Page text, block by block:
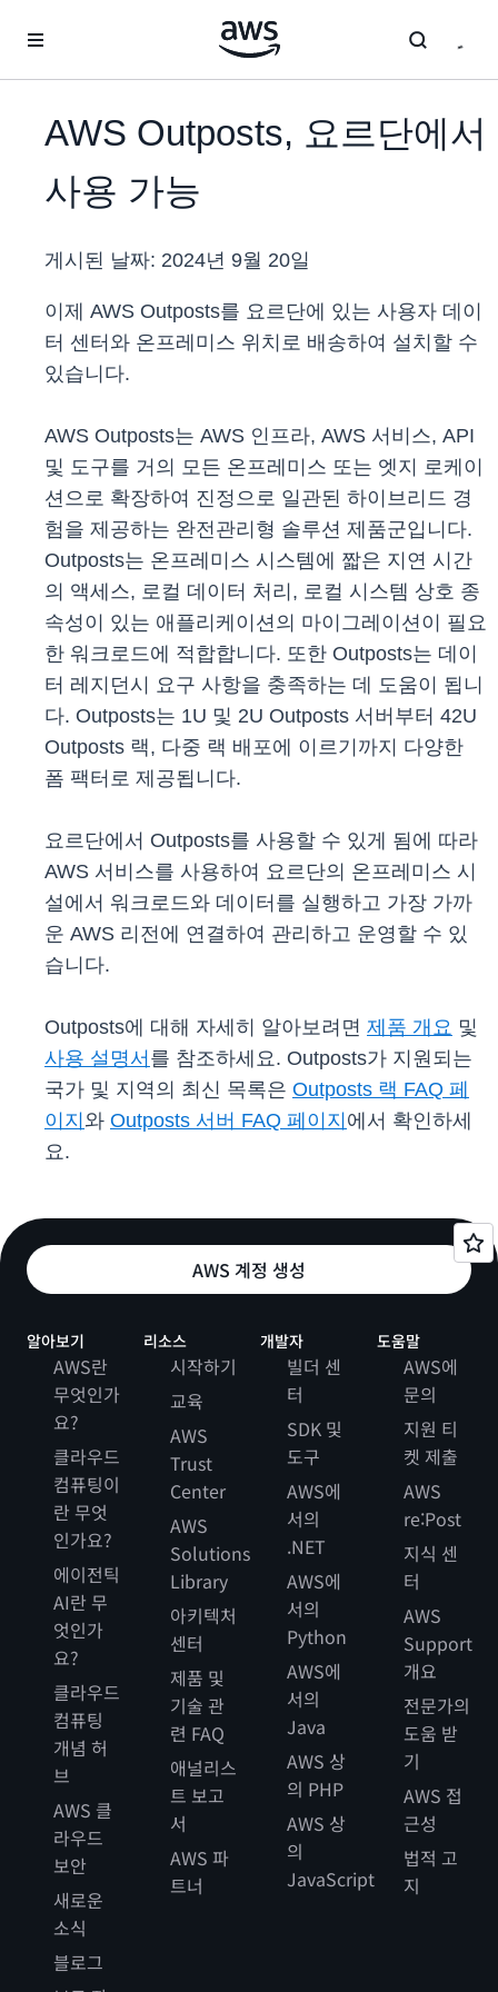
AWS Outposts, 요르단에서
사용 가능
게시된 날짜: 2024년 9월 20일
이제 AWS Outposts를 요르단에 있는 사용자 데이
터 센터와 온프레미스 위치로 배송하여 설치할 수
있습니다.
AWS Outposts는 AWS 인프라, AWS 서비스, API
및 도구를 거의 모든 온프레미스 또는 엣지 로케이
션으로 확장하여 진정으로 일관된 하이브리드 경
험을 제공하는 완전관리형 솔루션 제품군입니다.
Outposts는 온프레미스 시스템에 짧은 지연 시간
의 액세스, 로컬 데이터 처리, 로컬 시스템 상호 종
속성이 있는 애플리케이션의 마이그레이션이 필요
한 워크로드에 적합합니다. 또한 Outposts는 데이
터 레지던시 요구 사항을 충족하는 데 도움이 됩니
다. Outposts는 1U 및 2U Outposts 서버부터 42U
Outposts 랙, 다중 랙 배포에 이르기까지 다양한
폼 팩터로 제공됩니다.
요르단에서 Outposts를 사용할 수 있게 됨에 따라
AWS 서비스를 사용하여 요르단의 온프레미스 시
설에서 워크로드와 데이터를 실행하고 가장 가까
운 AWS 리전에 연결하여 관리하고 운영할 수 있
습니다.
Outposts에 대해 자세히 알아보려면 제품 개요 및
사용 설명서 를 참조하세요. Outposts가 지원되는
국가 및 지역의 최신 목록은 Outposts 랙 FAQ 페
이지 와 Outposts 서버 FAQ 페이지 에서 확인하세
요.
AWS 계정 생성
알아보기
AWS란
무엇인가
요?
클라우드
컴퓨팅이
란 무엇
인가요?
에이전틱
AI란 무
엇인가
요?
클라우드
컴퓨팅
개념 허
브
AWS 클
라우드
보안
새로운
소식
블로그
리소스
시작하기
교육
AWS
Trust
Center
AWS
Solutions
Library
아키텍처
센터
제품 및
기술 관
련 FAQ
애널리스
트 보고
서
AWS 파
트너
개발자
빌더 센
터
SDK 및
도구
AWS에
서의
.NET
AWS에
서의
Python
AWS에
서의
Java
AWS 상
의 PHP
AWS 상
의
JavaScript
도움말
AWS에
문의
지원 티
켓 제출
AWS
re:Post
지식 센
터
AWS
Support
개요
전문가의
도움 받
기
AWS 접
근성
법적 고
지